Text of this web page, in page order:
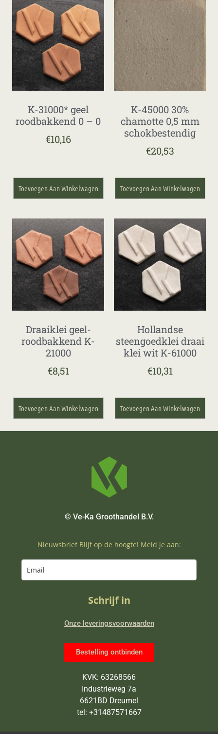
K-31000* geel
roodbakkend 0 – 0
€10,16
Toevoegen Aan Winkelwagen
K-45000 30%
chamotte 0,5 mm
schokbestendig
€20,53
Toevoegen Aan Winkelwagen
Draaiklei geel-
roodbakkend K-
21000
€8,51
Toevoegen Aan Winkelwagen
Hollandse
steengoedklei draai
klei wit K-61000
€10,31
Toevoegen Aan Winkelwagen
© Ve-Ka Groothandel B.V.
Nieuwsbrief Blijf op de hoogte! Meld je aan:
Schrijf in
Onze leveringsvoorwaarden
Bestelling ontbinden
KVK: 63268566
Industrieweg 7a
6621BD Dreumel
tel: +31487571667